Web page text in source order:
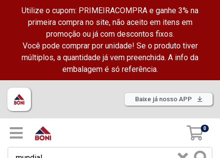
Utilize o cupom: PRIMEIRACOMPRA e ganhe 3% na
primeira compra no site, não aceito em itens em
promoção ou já com descontos fixos.
Você pode comprar por unidade! Se o produto tiver
múltiplos, a quantidade já vem preenchida. A info da
embalagem é só referência.
Baixe já nosso APP
0